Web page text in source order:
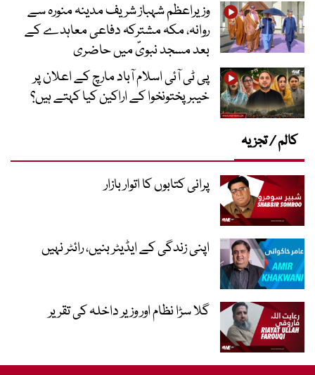
وزیراعظم شہباز شریف مدینہ منورہ سے
روانہ، مکہ مشترکہ دفاعی معاہدے کے
بعد مسجد نبویؐ میں حاضری
پی ٹی آئی اسلام آباد مارچ کے اعلان پر
خیبر پختونخوا کے اراکین کیا کہتے ہیں؟
کالم / تجزیہ
پرانی کتابوں کا اتوار بازار
اپنی زندگی کے ایڈیٹر بنیں، رائٹر نہیں
گلا سڑا نظام اور وزیر داخلہ کی تقریر